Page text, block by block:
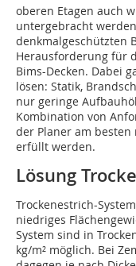
oberen Etagen auch
untergebracht
denkmalgeschützten
Herausforderung für
Bims-Decken. Dabei
lösen: Statik,
nur geringe
Kombination von
der Planer am besten
erfüllt werden.
Lösung
Trockenestrich-
niedriges
System sind in
kg/m² möglich. Bei